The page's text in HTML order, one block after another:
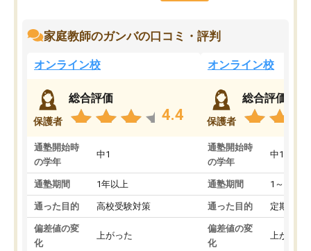
家庭教師のガンバの口コミ・評判
オンライン校
保護者
総合評価
4.4
通塾開始時
の学年
中1
通塾期間 1年以上
通った目的 高校受験対策
偏差値の変
化
上がった
オンライン校
保護者
総合評価
通塾開始時
の学年
中1
通塾期間 1～3ヵ月
通った目的 定期テス
偏差値の変
化
上がった